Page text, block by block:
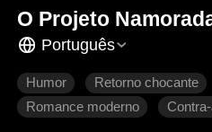
O Projeto
Português
Humor Retorno chocante
Romance moderno